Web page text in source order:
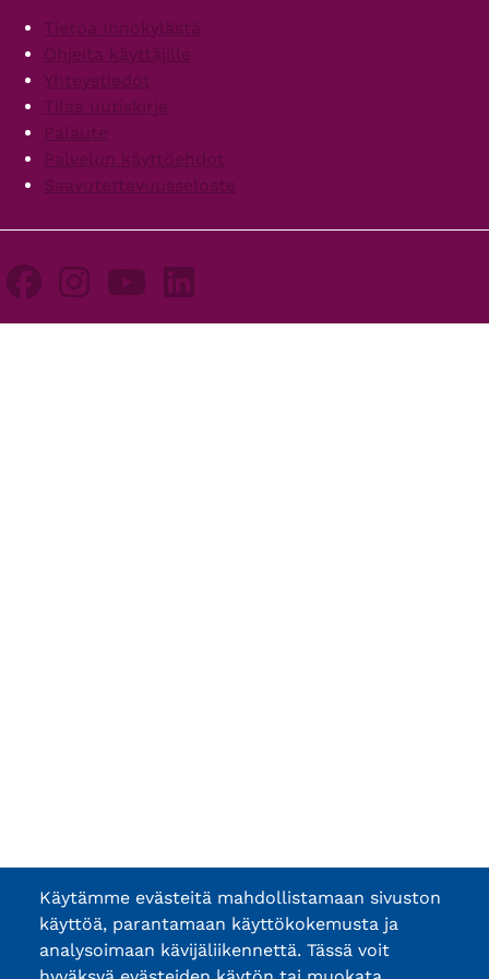
FooterTietoa Innokylästä
Ohjeita käyttäjille
Yhteystiedot
Tilaa uutiskirje
Palaute
Palvelun käyttöehdot
Saavutettavuusseloste
Käytämme evästeitä mahdollistamaan sivuston
käyttöä, parantamaan käyttökokemusta ja
analysoimaan kävijäliikennettä. Tässä voit